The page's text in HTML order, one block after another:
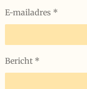
E-mailadres *
Bericht *